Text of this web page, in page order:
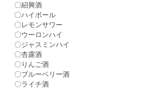
〇紹興酒
〇ハイボール
〇レモンサワー
〇ウーロンハイ
〇ジャスミンハイ
〇杏露酒
〇りんご酒
〇ブルーベリー酒
〇ライチ酒